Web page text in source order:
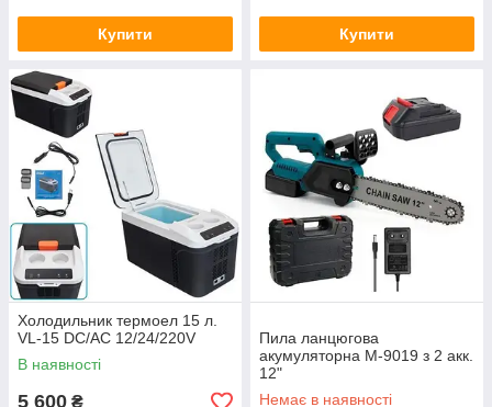
Купити Купити
Холодильник термоел 15 л.
VL-15 DC/AC 12/24/220V
В наявності
5 600 ₴
Пила ланцюгова
акумуляторна M-9019 з 2 акк.
12"
Немає в наявності